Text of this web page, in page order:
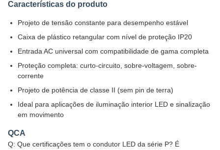
Características do produto
Projeto de tensão constante para desempenho estável
Caixa de plástico retangular com nível de proteção IP20
Entrada AC universal com compatibilidade de gama completa
Proteção completa: curto-circuito, sobre-voltagem, sobre-
corrente
Projeto de potência de classe II (sem pin de terra)
Ideal para aplicações de iluminação interior LED e sinalização
em movimento
QCA
Q: Que certificações tem o condutor LED da série P? É